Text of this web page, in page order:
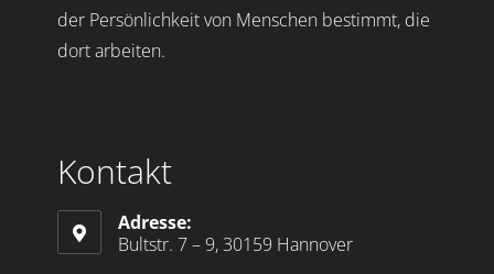
der Persönlichkeit von Menschen bestimmt, die
dort arbeiten.
Kontakt
Adresse:
Bultstr. 7 – 9, 30159 Hannover